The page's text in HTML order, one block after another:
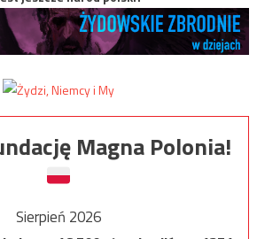
Magna Polonia!
Sierpień 2026